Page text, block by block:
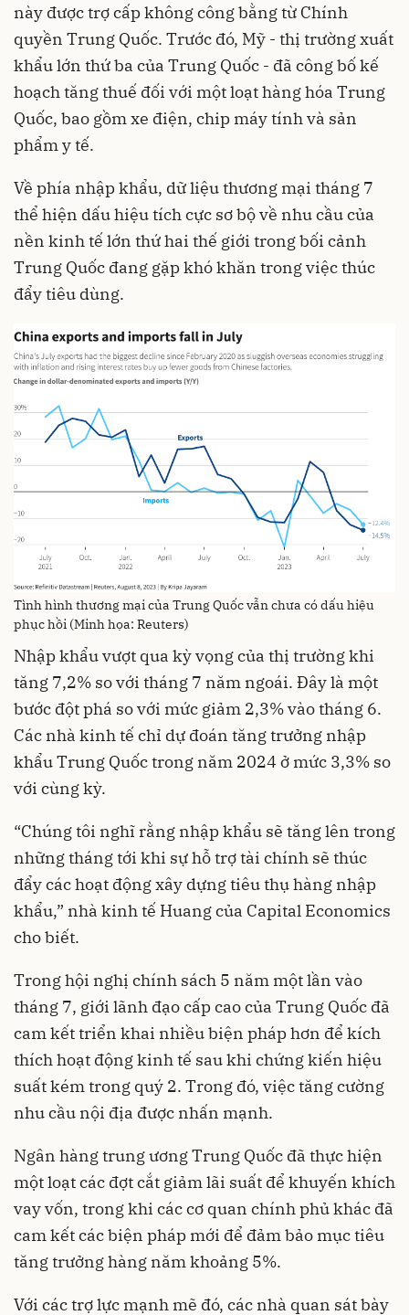
này được trợ cấp không công bằng từ Chính
quyền Trung Quốc. Trước đó, Mỹ - thị trường xuất
khẩu lớn thứ ba của Trung Quốc - đã công bố kế
hoạch tăng thuế đối với một loạt hàng hóa Trung
Quốc, bao gồm xe điện, chip máy tính và sản
phẩm y tế.
Về phía nhập khẩu, dữ liệu thương mại tháng 7
thể hiện dấu hiệu tích cực sơ bộ về nhu cầu của
nền kinh tế lớn thứ hai thế giới trong bối cảnh
Trung Quốc đang gặp khó khăn trong việc thúc
đẩy tiêu dùng.
Tình hình thương mại của Trung Quốc vẫn chưa có dấu hiệu
phục hồi (Minh họa: Reuters)
Nhập khẩu vượt qua kỳ vọng của thị trường khi
tăng 7,2% so với tháng 7 năm ngoái. Đây là một
bước đột phá so với mức giảm 2,3% vào tháng 6.
Các nhà kinh tế chỉ dự đoán tăng trưởng nhập
khẩu Trung Quốc trong năm 2024 ở mức 3,3% so
với cùng kỳ.
“Chúng tôi nghĩ rằng nhập khẩu sẽ tăng lên trong
những tháng tới khi sự hỗ trợ tài chính sẽ thúc
đẩy các hoạt động xây dựng tiêu thụ hàng nhập
khẩu,” nhà kinh tế Huang của Capital Economics
cho biết.
Trong hội nghị chính sách 5 năm một lần vào
tháng 7, giới lãnh đạo cấp cao của Trung Quốc đã
cam kết triển khai nhiều biện pháp hơn để kích
thích hoạt động kinh tế sau khi chứng kiến hiệu
suất kém trong quý 2. Trong đó, việc tăng cường
nhu cầu nội địa được nhấn mạnh.
Ngân hàng trung ương Trung Quốc đã thực hiện
một loạt các đợt cắt giảm lãi suất để khuyến khích
vay vốn, trong khi các cơ quan chính phủ khác đã
cam kết các biện pháp mới để đảm bảo mục tiêu
tăng trưởng hàng năm khoảng 5%.
Với các trợ lực mạnh mẽ đó, các nhà quan sát bày